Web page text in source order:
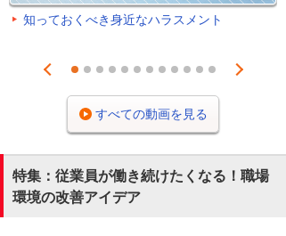
知っておくべき身近なハラスメント
Prev
1 2 3 4 5 6 7 8 9 101112
Next
すべての動画を見る
特集：従業員が働き続けたくなる！職場
環境の改善アイデア